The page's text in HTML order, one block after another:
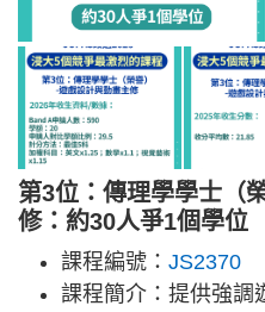
第3位：傳理學學士（
修：約30人爭1個學位
課程編號： JS2370
課程簡介：提供強調